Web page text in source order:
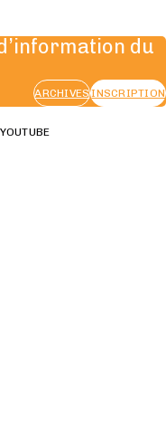
du
ARCHIVESINSCRIPTION
YOUTUBE